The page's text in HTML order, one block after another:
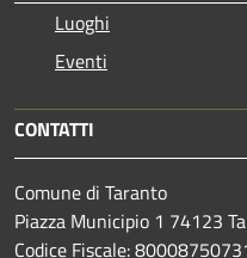
Luoghi
Eventi
CONTATTI
Comune di Taranto
Piazza Municipio 1 74123
Codice Fiscale: